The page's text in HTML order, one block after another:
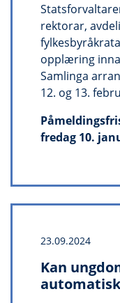
rektorar,
opplæring
Samlinga
12. og 13.
fredag 10.
23.09.2024
Kan